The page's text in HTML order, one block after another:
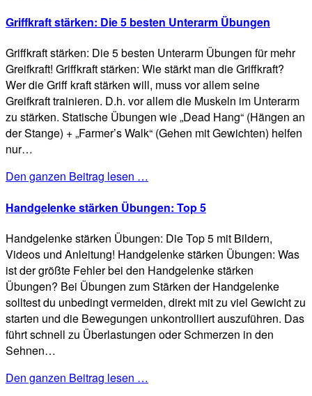
Griffkraft stärken: Die 5 besten Unterarm Übungen
Griffkraft stärken: Die 5 besten Unterarm Übungen für mehr
Greifkraft! Griffkraft stärken: Wie stärkt man die Griffkraft?
Wer die Griff kraft stärken will, muss vor allem seine
Greifkraft trainieren. D.h. vor allem die Muskeln im Unterarm
zu stärken. Statische Übungen wie „Dead Hang“ (Hängen an
der Stange) + „Farmer’s Walk“ (Gehen mit Gewichten) helfen
nur…
Den ganzen Beitrag lesen …
Handgelenke stärken Übungen: Top 5
Handgelenke stärken Übungen: Die Top 5 mit Bildern,
Videos und Anleitung! Handgelenke stärken Übungen: Was
ist der größte Fehler bei den Handgelenke stärken
Übungen? Bei Übungen zum Stärken der Handgelenke
solltest du unbedingt vermeiden, direkt mit zu viel Gewicht zu
starten und die Bewegungen unkontrolliert auszuführen. Das
führt schnell zu Überlastungen oder Schmerzen in den
Sehnen…
Den ganzen Beitrag lesen …